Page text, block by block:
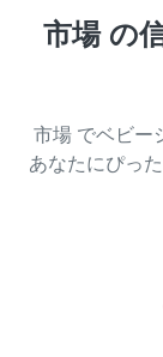
市場 の
市場 でベビー
あなたにぴっ